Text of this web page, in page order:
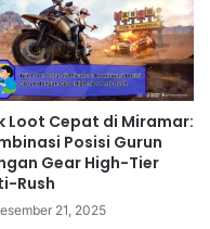
Loot Cepat di Miramar:
Posisi Gurun
Gear High-Tier
Rush
21, 2025